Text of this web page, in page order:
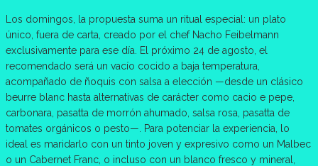
Los domingos, la propuesta suma un ritual especial: un plato
único, fuera de carta, creado por el chef Nacho Feibelmann
exclusivamente para ese día. El próximo 24 de agosto, el
recomendado será un vacío cocido a baja temperatura,
acompañado de ñoquis con salsa a elección —desde un clásico
beurre blanc hasta alternativas de carácter como cacio e pepe,
carbonara, pasatta de morrón ahumado, salsa rosa, pasatta de
tomates orgánicos o pesto—. Para potenciar la experiencia, lo
ideal es maridarlo con un tinto joven y expresivo como un Malbec
o un Cabernet Franc, o incluso con un blanco fresco y mineral,